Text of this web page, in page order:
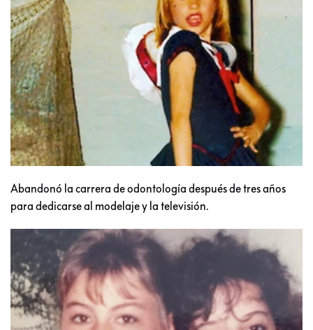
Abandonó la carrera de odontología después de tres años
para dedicarse al modelaje y la televisión.